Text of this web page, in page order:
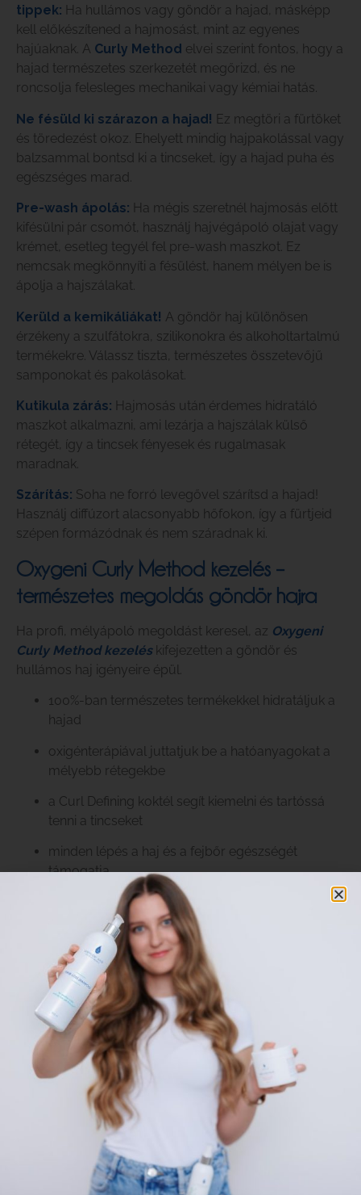
tippek: Ha hullámos vagy göndör a hajad, másképp
kell előkészítened a hajmosást, mint az egyenes
hajúaknak. A Curly Method elvei szerint fontos, hogy a
hajad természetes szerkezetét megőrizd, és ne
roncsolja felesleges mechanikai vagy kémiai hatás.
Ne fésüld ki szárazon a hajad! Ez megtöri a fürtöket
és töredezést okoz. Ehelyett mindig hajpakolással vagy
balzsammal bontsd ki a tincseket, így a hajad puha és
egészséges marad.
Pre-wash ápolás: Ha mégis szeretnél hajmosás előtt
kifésülni pár csomót, használj hajvégápoló olajat vagy
krémet, esetleg tegyél fel pre-wash maszkot. Ez
nemcsak megkönnyíti a fésülést, hanem mélyen be is
ápolja a hajszálakat.
Kerüld a kemikáliákat! A göndör haj különösen
érzékeny a szulfátokra, szilikonokra és alkoholtartalmú
termékekre. Válassz tiszta, természetes összetevőjű
samponokat és pakolásokat.
Kutikula zárás: Hajmosás után érdemes hidratáló
maszkot alkalmazni, ami lezárja a hajszálak külső
rétegét, így a tincsek fényesek és rugalmasak
maradnak.
Szárítás: Soha ne forró levegővel szárítsd a hajad!
Használj diffúzort alacsonyabb hőfokon, így a fürtjeid
szépen formázódnak és nem száradnak ki.
Oxygeni Curly Method kezelés –
természetes megoldás göndör hajra
Ha profi, mélyápoló megoldást keresel, az Oxygeni
Curly Method kezeléskifejezetten a göndör és
hullámos haj igényeire épül.
100%-ban természetes termékekkel hidratáljuk a
hajad
oxigénterápiával juttatjuk be a hatóanyagokat a
mélyebb rétegekbe
a Curl Defining koktél segít kiemelni és tartóssá
tenni a tincseket
minden lépés a haj és a fejbőr egészségét
támogatja
Ennek köszönhetően a hajad nemcsak szép formát
kap, hanem hosszú távon is erősödik, egészségesebbé
Langyos víz használata:A túl forró víz kiszáríthatja a
fejbőrt, ezért mindig langyos vizet válassz, ami segít
megnyitni a hajszálakat a hatóanyagok jobb
felszívódása érdekében.
Sampon megfelelő adagolása:Ne használj túl sok
sampont – inkább kis mennyiséget vigyél fel, amit a
fejbőrre koncentrálsz, nem a hajhosszra. A sampon
célja elsősorban a fejbőr tisztítása.
Finom, körkörös mozdulatokkal való
masszírozás:Ezzel nemcsak kíméletesen tisztítod a
fejbőrt, de serkented a vérkeringést is, ami elősegíti az